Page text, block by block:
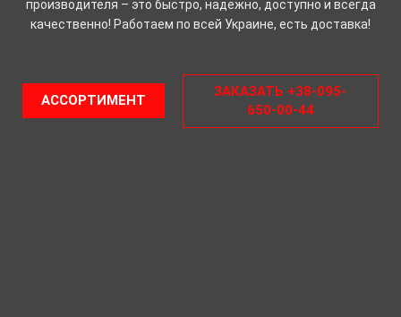
производителя – это быстро, надежно, доступно и всегда
качественно! Работаем по всей Украине, есть доставка!
АССОРТИМЕНТ
ЗАКАЗАТЬ +38-095-
650-00-44